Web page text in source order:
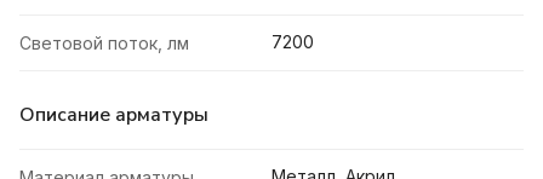
Световой поток, лм 7200
Описание арматуры